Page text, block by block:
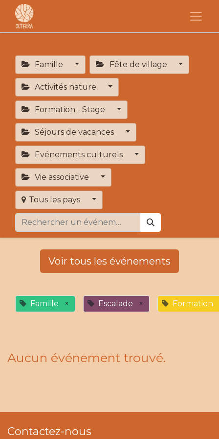
Famille Fête de village
Activités nature
Formation - Stage
Séjours de vacances
Evénements culturels
Vie associative
Tous les pays
Voir tous les événements
Famille × Escalade × Formation
Aucun événement trouvé.
Contactez-nous